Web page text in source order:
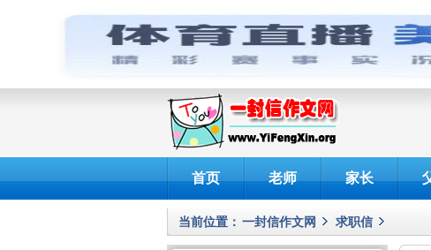
首页 老师 家长
当前位置： 一封信作文网 求职信